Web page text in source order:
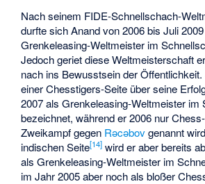
Nach seinem FIDE-Schnellschach-
durfte sich Anand von 2006 bis Juli
Grenkeleasing-Weltmeister im
Jedoch geriet diese Weltmeisterschaft
nach ins Bewusstsein der
einer Chesstigers-Seite über seine
2007 als Grenkeleasing-Weltmeister im
bezeichnet, während er 2006 nur
Zweikampf gegen Rəcəbovgenannt
indischen Seite[14] wird er aber bereits
als Grenkeleasing-Weltmeister im
im Jahr 2005 aber noch als bloßer